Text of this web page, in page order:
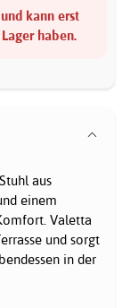
kann erst
haben.
aus
einem
Valetta
und sorgt
in der